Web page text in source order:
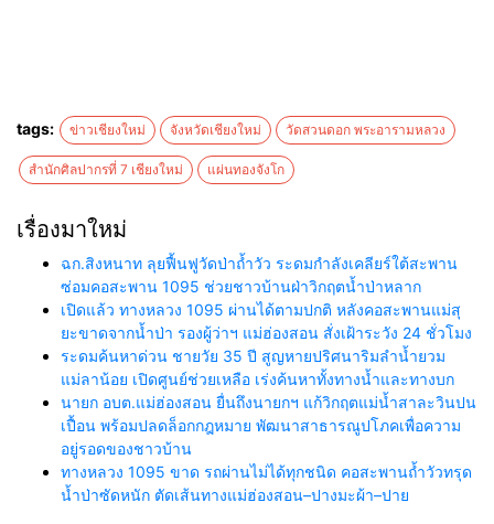
tags: ข่าวเชียงใหม่ จังหวัดเชียงใหม่ วัดสวนดอก พระอารามหลวง
สำนักศิลปากรที่ 7 เชียงใหม่ แผ่นทองจังโก
เรื่องมาใหม่
ฉก.สิงหนาท ลุยฟื้นฟูวัดป่าถ้ำวัว ระดมกำลังเคลียร์ใต้สะพาน
ซ่อมคอสะพาน 1095 ช่วยชาวบ้านฝ่าวิกฤตน้ำป่าหลาก
เปิดแล้ว ทางหลวง 1095 ผ่านได้ตามปกติ หลังคอสะพานแม่สุ
ยะขาดจากน้ำป่า รองผู้ว่าฯ แม่ฮ่องสอน สั่งเฝ้าระวัง 24 ชั่วโมง
ระดมค้นหาด่วน ชายวัย 35 ปี สูญหายปริศนาริมลำน้ำยวม
แม่ลาน้อย เปิดศูนย์ช่วยเหลือ เร่งค้นหาทั้งทางน้ำและทางบก
นายก อบต.แม่ฮ่องสอน ยื่นถึงนายกฯ แก้วิกฤตแม่น้ำสาละวินปน
เปื้อน พร้อมปลดล็อกกฎหมาย พัฒนาสาธารณูปโภคเพื่อความ
อยู่รอดของชาวบ้าน
ทางหลวง 1095 ขาด รถผ่านไม่ได้ทุกชนิด คอสะพานถ้ำวัวทรุด
น้ำป่าซัดหนัก ตัดเส้นทางแม่ฮ่องสอน–ปางมะผ้า–ปาย